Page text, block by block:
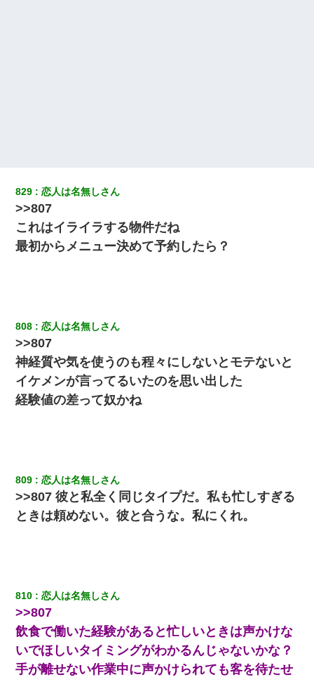
3000万円」→数年後。私「妹が病気になったから援助して欲し
い」→
【画像】女の子「お母さん！！私ようやくファッションモデルに
選ばれたの！絶対見に来てね！」→悲しい結果がこれ・・・
【修羅場】彼女親「カスな家柄のヤツなんかと家族になるのはご
めんだ」俺「じゃあ別れます…」→ 彼女「なんで言い返してくれ
なかったの？（泣」
彼氏の家に泊まる事になり、ゲームで盛り上がってさぁ寝よう！
と電気を消すとミシッって音が…彼「ちょっと待ってて」→勢い
よくドアを開けるとなんと…
私（23）冗談のつもりで上司（27）に胸を揉ませた結果・・・
「お前の父ちゃんは自宅警備員」とかからかわれたけど、実はと
んでもない仕事に就いていた
嫁の妹（26歳）がずっとウチに泊まりに来た結果→俺がヤバイｗ
ｗｗｗｗｗｗｗ
829 恋人は名無しさん
>>807
これはイライラする物件だね
最初からメニュー決めて予約したら？
808 恋人は名無しさん
>>807
神経質や気を使うのも程々にしないとモテないと
イケメンが言ってるいたのを思い出した
経験値の差って奴かね
809 恋人は名無しさん
>>807 彼と私全く同じタイプだ。私も忙しすぎる
ときは頼めない。彼と合うな。私にくれ。
810 恋人は名無しさん
>>807
飲食で働いた経験があると忙しいときは声かけな
いでほしいタイミングがわかるんじゃないかな？
手が離せない作業中に声かけられても客を待たせ